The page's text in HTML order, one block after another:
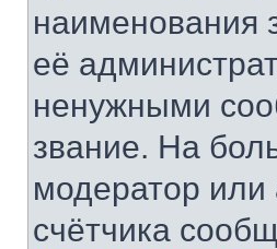
наименования
её
ненужными
звание. На
модератор или
счётчика